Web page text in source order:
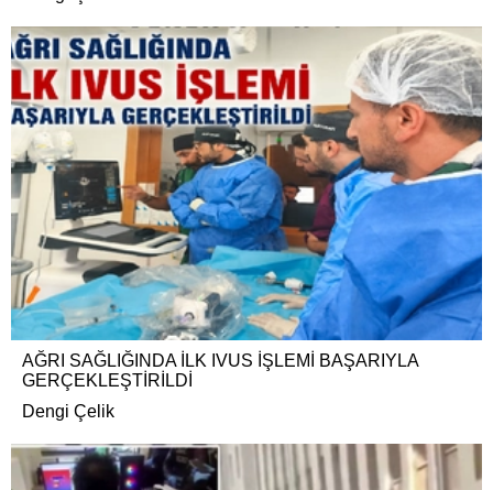
AĞRI SAĞLIĞINDA İLK IVUS İŞLEMİ BAŞARIYLA
GERÇEKLEŞTİRİLDİ
Dengi Çelik